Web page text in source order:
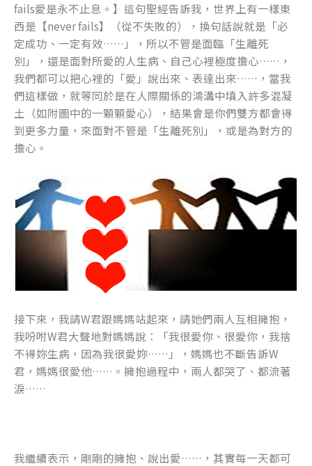
fails愛是永不止息。】這句聖經告訴我，世界上有一樣東
西是【never fails】（從不失敗的），換句話說就是「必
定成功、一定有效……」，所以不管是面臨「生離死
別」，還是面對所愛的人生病、自己心裡極度擔心……，
我們都可以把心裡的「愛」說出來、表達出來……，當我
們這樣做，就等同於是在人際關係的鴻溝中填入許多混凝
土（如附圖中的一顆顆愛心），結果會是你們雙方都會得
到更多力量，來面對不管是「生離死別」，或是為對方的
擔心。
接下來，我請W君跟媽媽站起來，請她們兩人互相擁抱，
我吩咐W君大聲地對媽媽說：「我很愛你、很愛你，我捨
不得妳生病，因為我很愛妳……」，媽媽也不斷告訴W
君，媽媽很愛他……。擁抱過程中，兩人都哭了、都流著
淚……
我繼續表示，剛剛的擁抱、說出愛……，其實每一天都可